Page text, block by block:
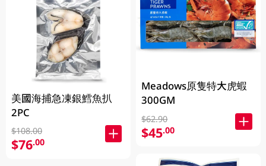
美國海捕急凍銀鱈魚扒
2PC
$108.00
$76.00
Meadows原隻特大虎蝦
300GM
$62.90
$45.00